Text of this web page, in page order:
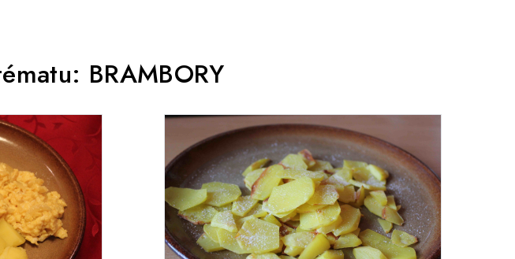
BRAMBORY